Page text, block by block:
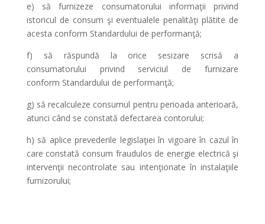
e) să furnizeze consumatorului informaţii privind
istoricul de consum şi eventualele penalităţi plătite de
acesta conform Standardului de performanţă;
f) să răspundă la orice sesizare scrisă a
consumatorului privind serviciul de furnizare
conform Standardului de performanţă;
g) să recalculeze consumul pentru perioada anterioară,
atunci când se constată defectarea contorului;
h) să aplice prevederile legislaţiei în vigoare în cazul în
care constată consum fraudulos de energie electrică şi
intervenţii necontrolate sau intenţionate în instalaţiile
furnizorului;